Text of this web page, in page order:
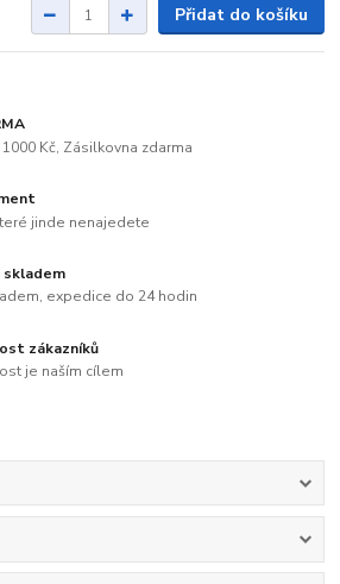
Přidat do košíku
Kč, Zásilkovna zdarma
jinde nenajedete
skladem
expedice do 24 hodin
zákazníků
je naším cílem